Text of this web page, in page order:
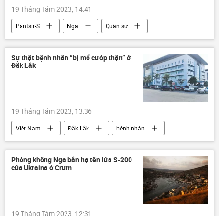
19 Tháng Tám 2023, 14:41
Pantsir-S Nga
Quân sự
"Rostec"
Thế giới
Sự thật bệnh nhân “bị mổ cướp thận” ở
Đắk Lắk
19 Tháng Tám 2023, 13:36
Việt Nam Đắk Lắk
bệnh nhân
bệnh viện
Xã hội
Phòng không Nga bắn hạ tên lửa S-200
của Ukraina ở Crưm
19 Tháng Tám 2023, 12:31